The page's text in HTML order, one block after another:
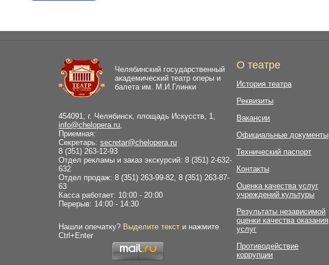
Челябинский государственный
академический театр оперы и
балета им. М.И.Глинки
454091, г. Челябинск, площадь Искусств, 1,
info@chelopera.ru
Приемная:
Секретарь: secretar@chelopera.ru
8 (351) 263-12-93
Отдел рекламы и заказ экскурсий: 8 (351) 2-632-
632
Отдел продаж: 8 (351) 263-99-82, 8 (351) 263-87-
63
Касса работает: 10:00 - 20:00
Перерыв: 14:00 - 14:30
Нашли опечатку? Выделите текст и нажмите
Ctrl+Enter
О театре
История театра
Реквизиты
Вакансии
Официальные документы
Технический паспорт
Контакты
Оценка качества услуг
учреждений культуры
Результаты независимой
оценки качества оказания
услуг
Противодействие
коррупции